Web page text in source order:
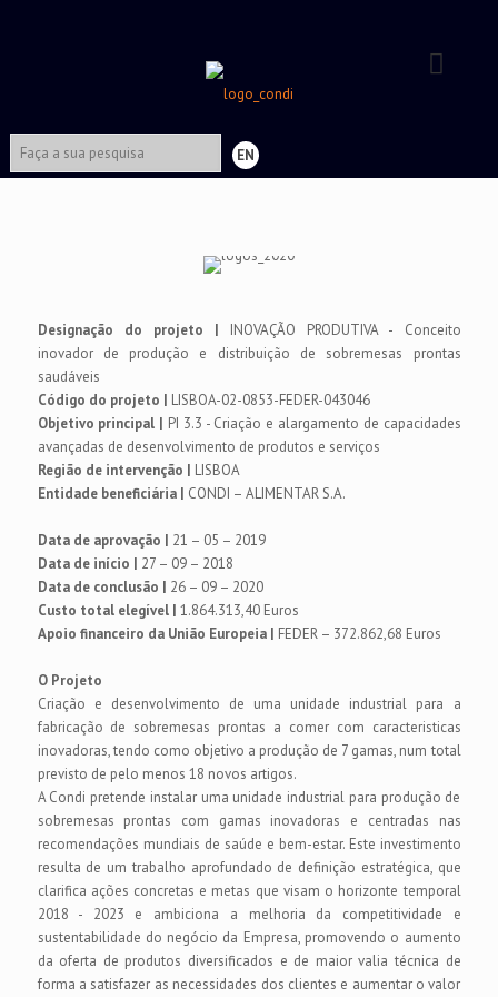
EN
Designação do projeto | INOVAÇÃO PRODUTIVA - Conceito
inovador de produção e distribuição de sobremesas prontas
saudáveis
Código do projeto | LISBOA-02-0853-FEDER-043046
Objetivo principal | PI 3.3 - Criação e alargamento de capacidades
avançadas de desenvolvimento de produtos e serviços
Região de intervenção | LISBOA
Entidade beneficiária | CONDI – ALIMENTAR S.A.
Data de aprovação | 21 – 05 – 2019
Data de início | 27 – 09 – 2018
Data de conclusão | 26 – 09 – 2020
Custo total elegível | 1.864.313,40 Euros
Apoio financeiro da União Europeia | FEDER – 372.862,68 Euros
O Projeto
Criação e desenvolvimento de uma unidade industrial para a
fabricação de sobremesas prontas a comer com caracteristicas
inovadoras, tendo como objetivo a produção de 7 gamas, num total
previsto de pelo menos 18 novos artigos.
A Condi pretende instalar uma unidade industrial para produção de
sobremesas prontas com gamas inovadoras e centradas nas
recomendações mundiais de saúde e bem-estar. Este investimento
resulta de um trabalho aprofundado de definição estratégica, que
clarifica ações concretas e metas que visam o horizonte temporal
2018 - 2023 e ambiciona a melhoria da competitividade e
sustentabilidade do negócio da Empresa, promovendo o aumento
da oferta de produtos diversificados e de maior valia técnica de
forma a satisfazer as necessidades dos clientes e aumentar o valor